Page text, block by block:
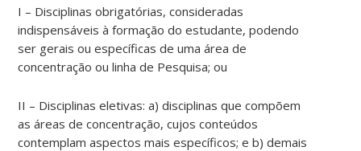
I – Disciplinas obrigatórias, consideradas
indispensáveis à formação do estudante, podendo
ser gerais ou específicas de uma área de
concentração ou linha de Pesquisa; ou
II – Disciplinas eletivas: a) disciplinas que compõem
as áreas de concentração, cujos conteúdos
contemplam aspectos mais específicos; e b) demais